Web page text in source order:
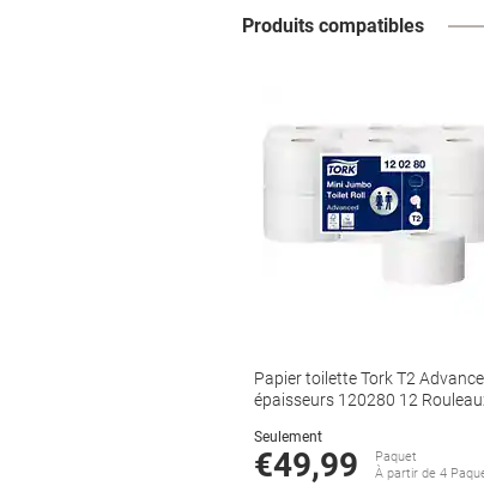
Produits compatibles
Papier toilette Tork T2
épaisseurs 120280 12
Seulement
€49,99
Paquet
À partir de 4